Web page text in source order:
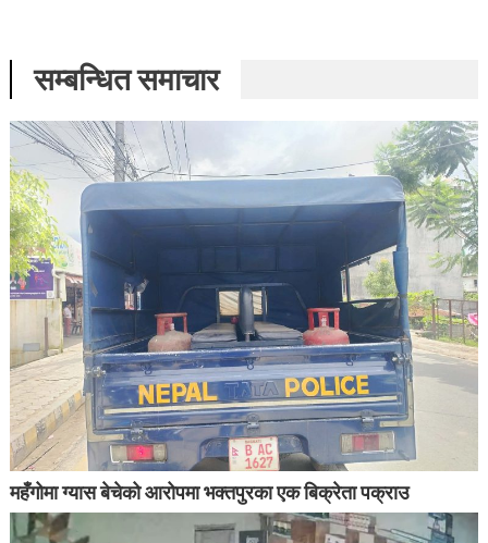
सम्बन्धित समाचार
महँगोमा ग्यास बेचेको आरोपमा भक्तपुरका एक बिक्रेता पक्राउ